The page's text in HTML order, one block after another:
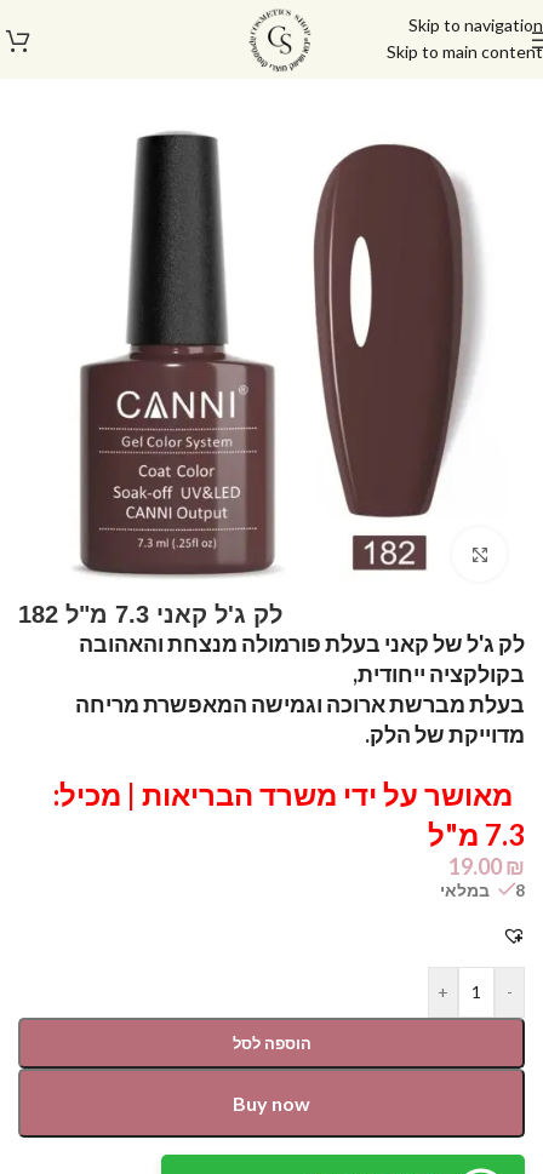
Skip to navigation
Skip to main content
עמוד הבית לק ג'ל/טופ/בייס/לק ג'ל
Click to enlarge
לק ג'ל קאני 7.3 מ"ל 182
לק ג'ל של קאני בעלת פורמולה מנצחת והאהובה
בקולקציה ייחודית,
בעלת מברשת ארוכה וגמישה המאפשרת מריחה
מדוייקת של הלק.
מאושר על ידי משרד הבריאות | מכיל:
7.3 מ"ל
19.00₪
8 במלאי
-
+
הוספה לסל
Buy now